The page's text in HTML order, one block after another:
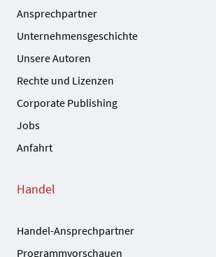
Ansprechpartner
Unternehmensgeschichte
Unsere Autoren
Rechte und Lizenzen
Corporate Publishing
Jobs
Anfahrt
Handel
Handel-Ansprechpartner
Programmvorschauen